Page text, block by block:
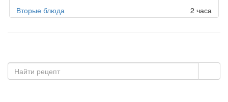
Вторые блюда 2 часа